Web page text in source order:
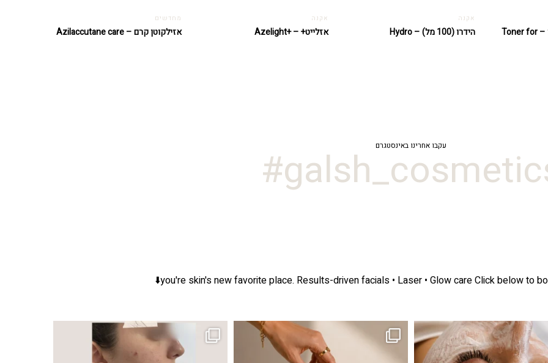
טונר לטיפול בעור שמן – Toner for
אקנה
הידרו (100 מל) – Hydro
אקנה
אזלייט+ – +Azelight
מחדשים
אזילקוטן קרם – Azilaccutane care
עקבו אחרינו באינסטגרם
you're skin's new favorite place. Results-driven facials • Laser • Glow careClick below to
מועדון החברות שלנו סוף סוף נפתח. מהיום, אקנה הוא אחד המצבים הנפוצים ביותר בעור, אך לכל עור